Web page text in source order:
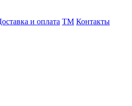
и оплата TM Контакты